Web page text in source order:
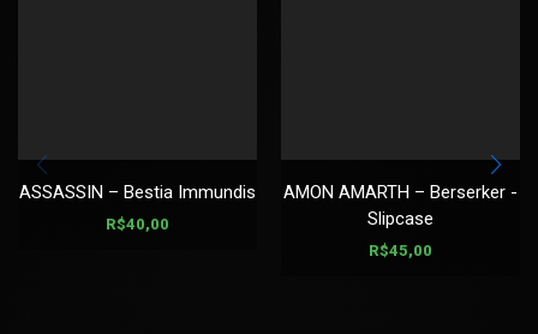
ASSASSIN – Bestia Immundis
R$40,00
AMON AMARTH – Berserker -
Slipcase
R$45,00